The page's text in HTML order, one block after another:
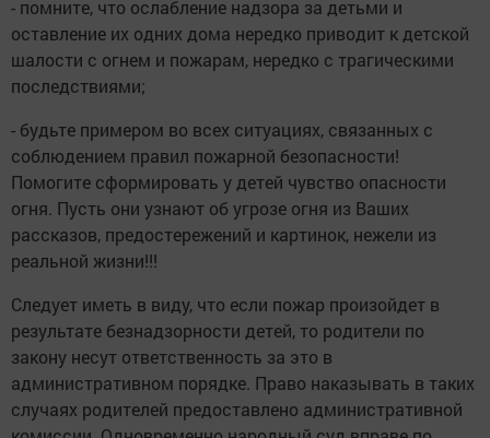
- помните, что ослабление надзора за детьми и
оставление их одних дома нередко приводит к детской
шалости с огнем и пожарам, нередко с трагическими
последствиями;
- будьте примером во всех ситуациях, связанных с
соблюдением правил пожарной безопасности!
Помогите сформировать у детей чувство опасности
огня. Пусть они узнают об угрозе огня из Ваших
рассказов, предостережений и картинок, нежели из
реальной жизни!!!
Следует иметь в виду, что если пожар произойдет в
результате безнадзорности детей, то родители по
закону несут ответственность за это в
административном порядке. Право наказывать в таких
случаях родителей предоставлено административной